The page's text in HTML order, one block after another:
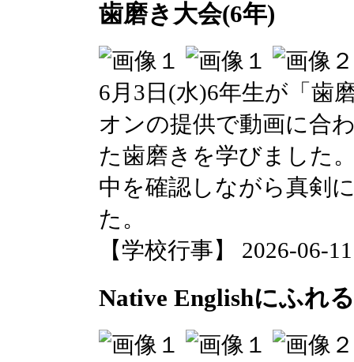
歯磨き大会(6年)
6月3日(水)6年生が「歯
オンの提供で動画に合
た歯磨きを学びました
中を確認しながら真剣
た。
【学校行事】 2026-06-
Native Englishにふれる